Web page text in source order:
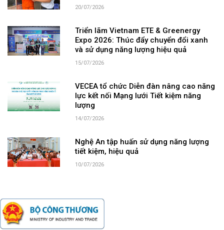
20/07/2026
Triển lãm Vietnam ETE & Greenergy
Expo 2026: Thúc đẩy chuyển đổi xanh
và sử dụng năng lượng hiệu quả
15/07/2026
VECEA tổ chức Diễn đàn nâng cao năng
lực kết nối Mạng lưới Tiết kiệm năng
lượng
14/07/2026
Nghệ An tập huấn sử dụng năng lượng
tiết kiệm, hiệu quả
10/07/2026